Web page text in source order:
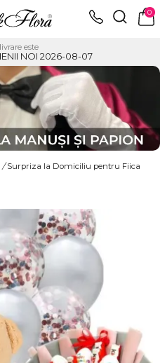
0
este
NOI 2026-08-07
/ Surpriza la Domiciliu pentru Fiica